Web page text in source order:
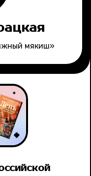
мякиш»